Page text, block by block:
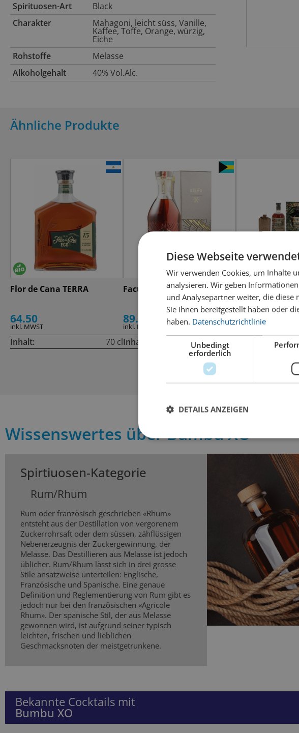
Spirituosen-Art
Black
Charakter
Mahagoni, leicht süss, Vanille,
Kaffee, Toffe, Orange, würzig,
Eiche
Rohstoffe
Melasse
Alkoholgehalt
40% Vol.Alc.
Ähnliche Produkte
Flor de Cana TERRA
64.50
inkl. MWST
Inhalt: 70 cl
Facundo Eximo
89.00
inkl. MWST
Inhalt: 70 cl
Don Papa
Geschenkpack
Flask
79.90
Wissenswertes über Bumbu XO
Spirtiuosen-Kategorie
Rum/Rhum
Rum oder französisch geschrieben «Rhum»
entsteht aus der Destillation von vergorenem
Zuckerrohrsaft oder dem süssen, zähflüssigen
Nebenerzeugnis der Zuckergewinnung, der
Melasse. Das Destillieren aus Melasse ist jedoch
üblicher. Rum/Rhum lässt sich in drei grosse
Stile ansatzweise unterteilen: Englische,
Französische und Spanische. Eine genaue
Definition und Reglementierung von Rum gibt es
jedoch nur bei den französischen «Agricole
Rhum». Der spanische Stil, der aus Melasse
gewonnen wird, ist aufgrund seiner typisch
leichten, frischen und lieblichen
Geschmacksnoten der meistgetrunkene.
Bekannte Cocktails mit
Bumbu XO
Diese Webseite
Wir verwenden Cookies, um Inhalte
analysieren. Wir geben
und Analysepartner weiter, die
Sie ihnen bereitgestellt haben oder
haben. Datenschutzrichtlinie
Unbedingt
erforderlich
DETAILS ANZEIGEN